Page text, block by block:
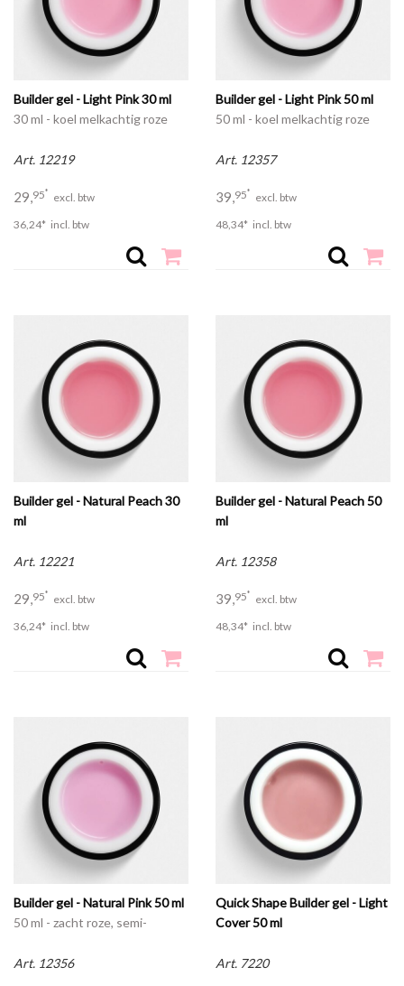
Builder gel - Light Pink 30 ml
30 ml - koel melkachtig roze
Art. 12219
29,95*
excl. btw
36, 24* incl. btw
Builder gel - Light Pink 50 ml
50 ml - koel melkachtig roze
Art. 12357
39,95*
excl. btw
48, 34* incl. btw
Builder gel - Natural Peach 30
ml
transparant
Art. 12221
29,95*
excl. btw
36, 24* incl. btw
Builder gel - Natural Peach 50
ml
transparant
Art. 12358
39,95*
excl. btw
48, 34* incl. btw
Builder gel - Natural Pink 50 ml
50 ml - zacht roze, semi-
Art. 12356
Quick Shape Builder gel - Light
Cover 50 ml
Art. 7220